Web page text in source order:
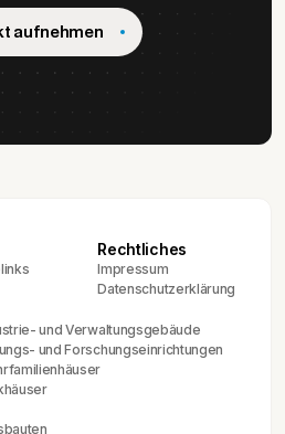
aufnehmen
Rechtliches
Impressum
Datenschutzerklärung
und Verwaltungsgebäude
und Forschungseinrichtungen